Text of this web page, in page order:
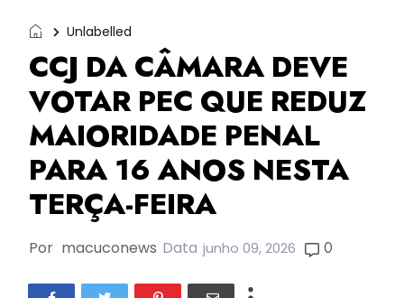
Unlabelled
CCJ DA CÂMARA DEVE
VOTAR PEC QUE REDUZ
MAIORIDADE PENAL
PARA 16 ANOS NESTA
TERÇA-FEIRA
Por macuconews Data junho 09, 2026 0